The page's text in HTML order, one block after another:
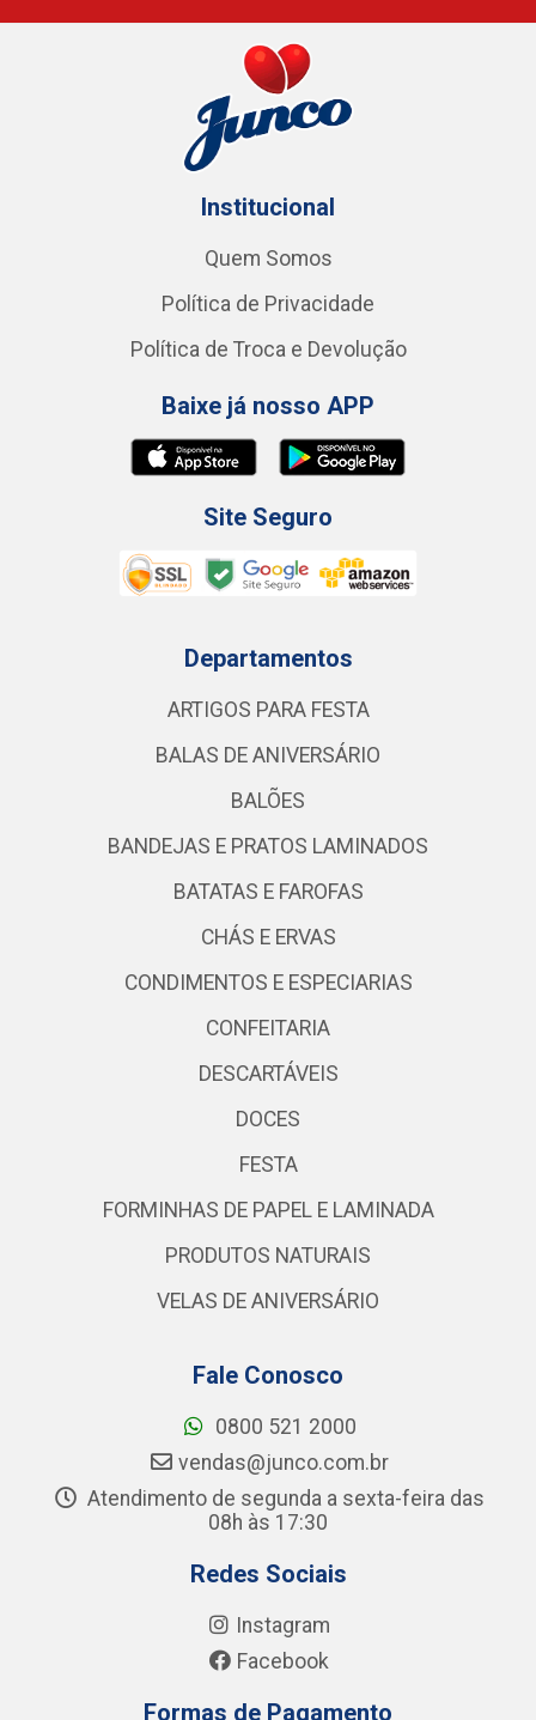
Institucional
Quem Somos
Política de Privacidade
Política de Troca e Devolução
Baixe já nosso APP
Site Seguro
Departamentos
ARTIGOS PARA FESTA
BALAS DE ANIVERSÁRIO
BALÕES
BANDEJAS E PRATOS LAMINADOS
BATATAS E FAROFAS
CHÁS E ERVAS
CONDIMENTOS E ESPECIARIAS
CONFEITARIA
DESCARTÁVEIS
DOCES
FESTA
FORMINHAS DE PAPEL E LAMINADA
PRODUTOS NATURAIS
VELAS DE ANIVERSÁRIO
Fale Conosco
0800 521 2000
vendas@junco.com.br
Atendimento de segunda a sexta-feira das
08h às 17:30
Redes Sociais
Instagram
Facebook
Formas de Pagamento